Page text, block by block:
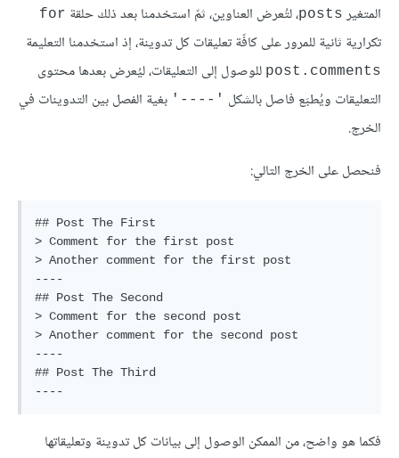
المتغير posts، لتُعرض العناوين، ثمّ استخدمنا بعد ذلك حلقة for
تكرارية ثانية للمرور على كافّة تعليقات كل تدوينة، إذ استخدمنا التعليمة
post.comments للوصول إلى التعليقات، ليُعرض بعدها محتوى
التعليقات ويُطبَع فاصل بالشكل '----' بغية الفصل بين التدوينات في
الخرج.
فنحصل على الخرج التالي:
## Post The First
> Comment for the first post
> Another comment for the first post
----
## Post The Second
> Comment for the second post
> Another comment for the second post
----
## Post The Third
----
فكما هو واضح، من الممكن الوصول إلى بيانات كل تدوينة وتعليقاتها